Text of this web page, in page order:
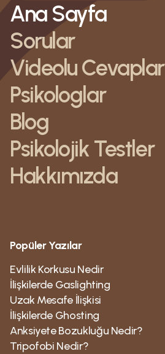
Ana Sayfa
Sorular
Videolu Cevaplar
Psikologlar
Blog
Psikolojik Testler
Hakkımızda
Popüler Yazılar
Evlilik Korkusu Nedir
İlişkilerde Gaslighting
Uzak Mesafe İlişkisi
İlişkilerde Ghosting
Anksiyete Bozukluğu Nedir?
Tripofobi Nedir?